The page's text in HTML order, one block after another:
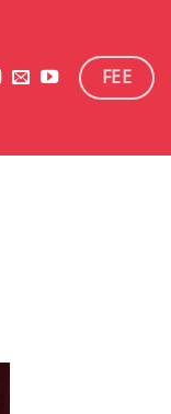
FEE